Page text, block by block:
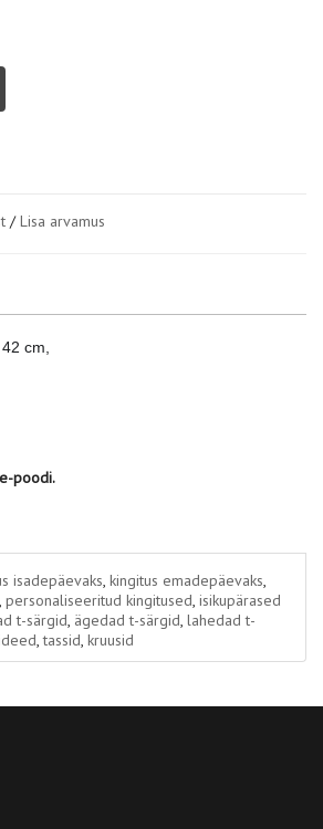
/Lisa arvamus
cm,
poodi.
isadepäevaks, kingitus emadepäevaks,
, personaliseeritud kingitused, isikupärased
t-särgid, ägedad t-särgid, lahedad t-
,tassid, kruusid